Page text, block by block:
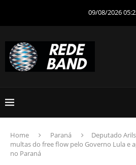
09/08/2026
Home Paraná
Deputado
multas do free flow pelo Governo Lula e
no Paraná